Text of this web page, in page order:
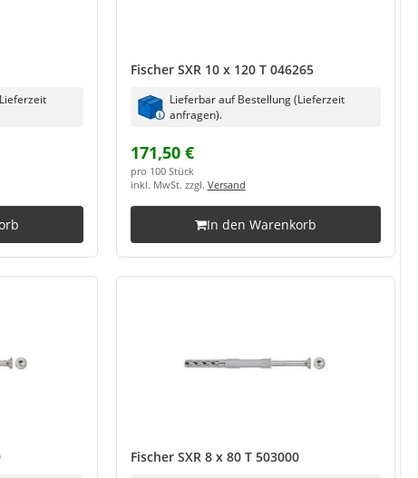
Fischer SXR 10 x 120 T 046265
Lieferbar auf Bestellung (Lieferzeit
anfragen).
171,50 €
pro 100 Stück
inkl. MwSt. zzgl. Versand
In den Warenkorb
Fischer SXR 8 x 80 T 503000